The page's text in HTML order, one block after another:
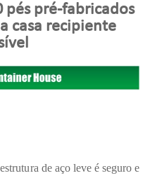
pés pré-fabricados
casa recipiente
de aço leve é ​​seguro e